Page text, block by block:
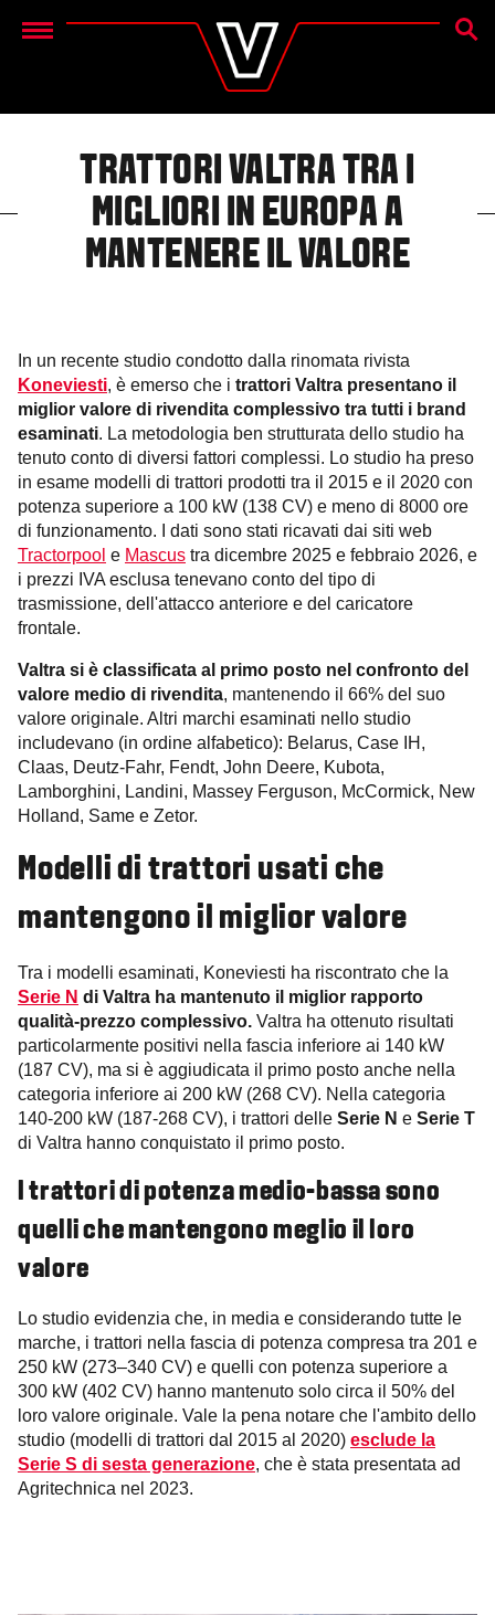
Menu
CERCA
TRATTORI VALTRA TRA I
MIGLIORI IN EUROPA A
MANTENERE IL VALORE
In un recente studio condotto dalla rinomata rivista
Koneviesti, è emerso che i trattori Valtra presentano il
miglior valore di rivendita complessivo tra tutti i brand
esaminati. La metodologia ben strutturata dello studio ha
tenuto conto di diversi fattori complessi. Lo studio ha preso
in esame modelli di trattori prodotti tra il 2015 e il 2020 con
potenza superiore a 100 kW (138 CV) e meno di 8000 ore
di funzionamento. I dati sono stati ricavati dai siti web
Tractorpool e Mascus tra dicembre 2025 e febbraio 2026, e
i prezzi IVA esclusa tenevano conto del tipo di
trasmissione, dell'attacco anteriore e del caricatore
frontale.
Valtra si è classificata al primo posto nel confronto del
valore medio di rivendita, mantenendo il 66% del suo
valore originale. Altri marchi esaminati nello studio
includevano (in ordine alfabetico): Belarus, Case IH,
Claas, Deutz-Fahr, Fendt, John Deere, Kubota,
Lamborghini, Landini, Massey Ferguson, McCormick, New
Holland, Same e Zetor.
Modelli di trattori usati che
mantengono il miglior valore
Tra i modelli esaminati, Koneviesti ha riscontrato che la
Serie N di Valtra ha mantenuto il miglior rapporto
qualità-prezzo complessivo. Valtra ha ottenuto risultati
particolarmente positivi nella fascia inferiore ai 140 kW
(187 CV), ma si è aggiudicata il primo posto anche nella
categoria inferiore ai 200 kW (268 CV). Nella categoria
140-200 kW (187-268 CV), i trattori delle Serie N e Serie T
di Valtra hanno conquistato il primo posto.
I trattori di potenza medio-bassa sono
quelli che mantengono meglio il loro
valore
Lo studio evidenzia che, in media e considerando tutte le
marche, i trattori nella fascia di potenza compresa tra 201 e
250 kW (273–340 CV) e quelli con potenza superiore a
300 kW (402 CV) hanno mantenuto solo circa il 50% del
loro valore originale. Vale la pena notare che l'ambito dello
studio (modelli di trattori dal 2015 al 2020) esclude la
Serie S di sesta generazione, che è stata presentata ad
Agritechnica nel 2023.